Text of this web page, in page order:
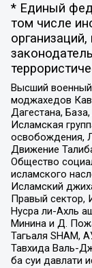
* Единый
том числе
Высший
моджахедов
Дагестана,
Исламская
освобождения,
Движение
Общество
исламского
Исламский
Правый сектор,
Нусра ли-Ахль
Минина и Д.
Тагьаля SHAM,
Тавхида Валь-
ба суи давлати